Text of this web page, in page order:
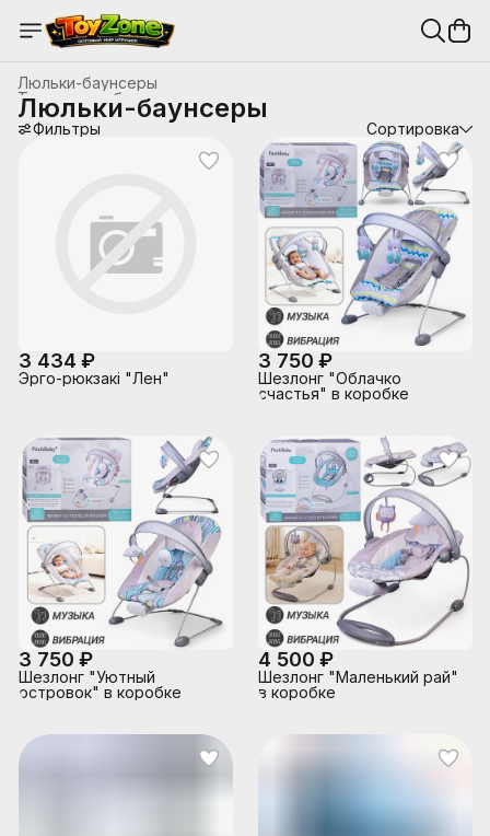
Люльки-баунсеры
Товары для беременных и новорожденных
Детские товары, мебель
Главная ›
Люльки-баунсеры
Фильтры Сортировка
3 434 ₽
Эрго-рюкзакi "Лен"
3 750 ₽
Шезлонг "Облачко
счастья" в коробке
3 750 ₽
Шезлонг "Уютный
островок" в коробке
4 500 ₽
Шезлонг "Маленький рай"
в коробке